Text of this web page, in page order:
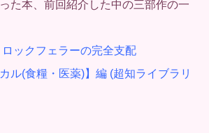
た本、前回紹介した中の三部作の一
ックフェラーの完全支配
ル(食糧・医薬)】編 (超知ライブラリ